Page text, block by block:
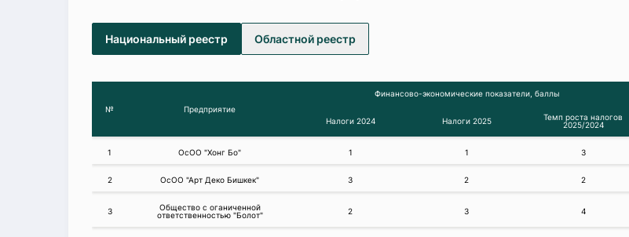
Национальный реестр Областной реестр
№ Предприятие
Финансово-экономические показатели, баллы
Налоги 2024 Налоги 2025
Темп роста налогов
2025/2024
1 ОсОО "Хонг Бо" 1 1 3
2 ОсОО "Арт Деко Бишкек" 3 2 2
3
Общество с оганиченной
ответственностью "Болот"
2 3 4